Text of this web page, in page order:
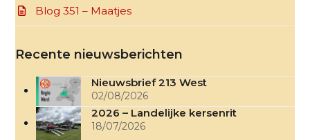
Blog 351 – Maatjes
Recente nieuwsberichten
Nieuwsbrief 213 West
02/08/2026
2026 – Landelijke kersenrit
18/07/2026